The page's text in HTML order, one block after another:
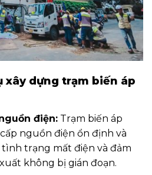
xây dựng trạm biến áp
điện:Trạm biến áp
nguồn điện ổn định và
tình trạng mất điện và đảm
không bị gián đoạn.